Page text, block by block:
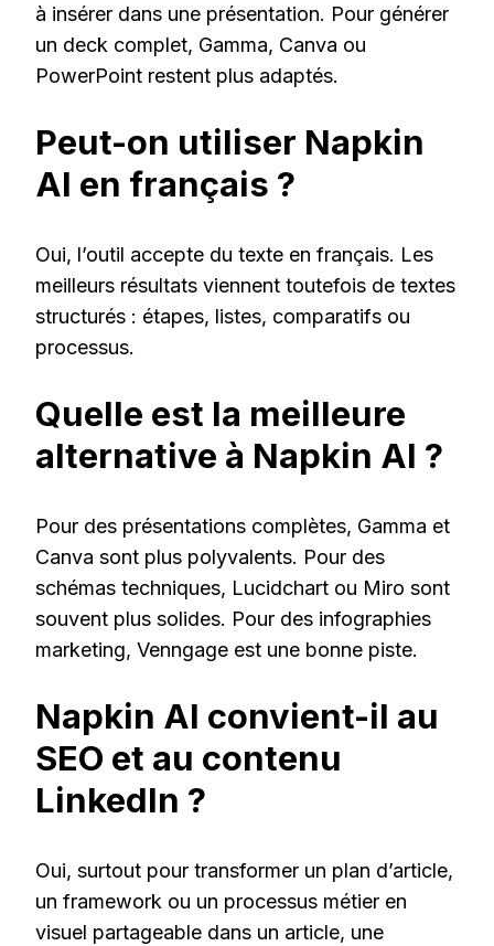
à insérer dans une présentation. Pour générer
un deck complet, Gamma, Canva ou
PowerPoint restent plus adaptés.
Peut-on utiliser Napkin
AI en français ?
Oui, l’outil accepte du texte en français. Les
meilleurs résultats viennent toutefois de textes
structurés : étapes, listes, comparatifs ou
processus.
Quelle est la meilleure
alternative à Napkin AI ?
Pour des présentations complètes, Gamma et
Canva sont plus polyvalents. Pour des
schémas techniques, Lucidchart ou Miro sont
souvent plus solides. Pour des infographies
marketing, Venngage est une bonne piste.
Napkin AI convient-il au
SEO et au contenu
LinkedIn ?
Oui, surtout pour transformer un plan d’article,
un framework ou un processus métier en
visuel partageable dans un article, une